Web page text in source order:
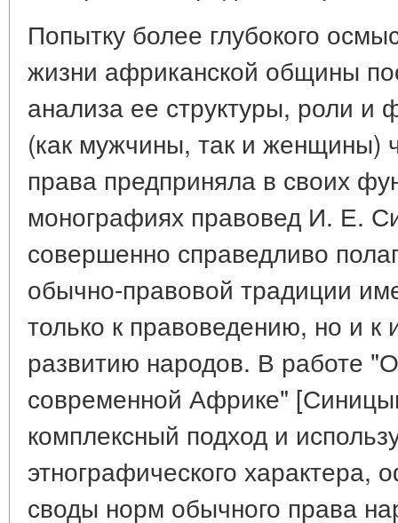
Попытку более глубокого
жизни африканской общины
анализа ее структуры, роли и
(как мужчины, так и женщины)
права предприняла в своих
монографиях правовед И. Е.
совершенно справедливо
обычно-правовой традиции
только к правоведению, но и к
развитию народов. В работе
современной Африке"
комплексный подход и
этнографического
своды норм обычного права